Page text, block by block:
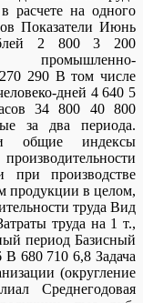
расчете на одного
Показатели Июнь
2 800 3 200
промышленно-
270 290 В том числе
дней 4 640 5
34 800 40 800
за два периода.
общие индексы
при производстве
продукции в целом,
труда Вид
труда на 1 т.,
период Базисный
680 710 6,8 Задача
(округление
Среднегодовая